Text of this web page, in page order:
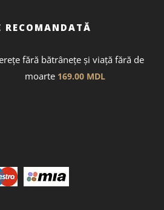
RECOMANDATĂ
fără bătrânețe și viață fără de
moarte 169.00 MDL